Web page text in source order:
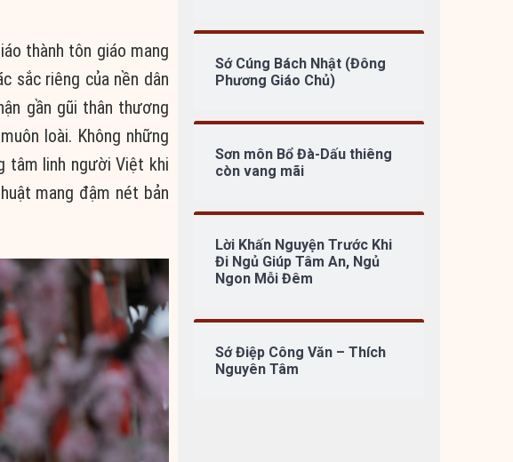
thành tôn giáo mang
sắc riêng của nền dân
gần gũi thân thương
loài. Không những
tâm linh người Việt khi
mang đậm nét bản
Sớ Cúng Bách Nhật (Đông
Phương Giáo Chủ)
Sơn môn Bổ Đà-Dấu thiêng
còn vang mãi
Lời Khấn Nguyện Trước Khi
Đi Ngủ Giúp Tâm An, Ngủ
Ngon Mỗi Đêm
Sớ Điệp Công Văn – Thích
Nguyên Tâm